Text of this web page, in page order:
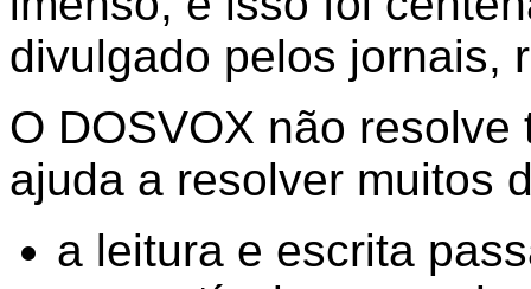
divulgado pelos jornais,
O DOSVOX não
ajuda a resolver muitos
a leitura e escrita